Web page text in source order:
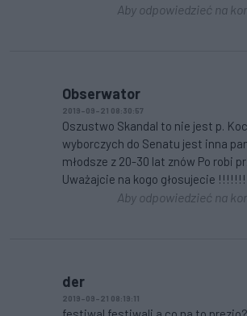
Aby odpowiedzieć na
Obserwator
2019-09-21 08:30:57
Oszustwo Skandal to nie jest p.
wyborczych do Senatu jest inna
młodsze z 20-30 lat znów Po robi
Uważajcie na kogo głosujecie !!!!!!!
Aby odpowiedzieć na
der
2019-09-21 08:19:11